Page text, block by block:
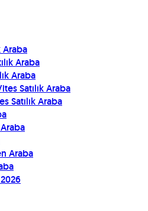
Araba
Araba
Araba
Satılık Araba
Satılık Araba
Araba